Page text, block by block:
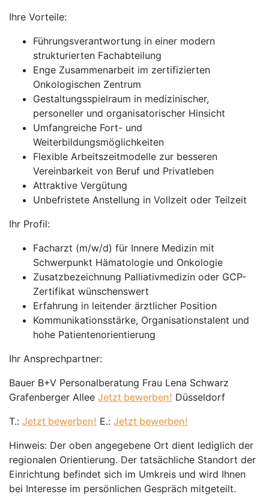
Ihre Vorteile:
Führungsverantwortung in einer modern
strukturierten Fachabteilung
Enge Zusammenarbeit im zertifizierten
Onkologischen Zentrum
Gestaltungsspielraum in medizinischer,
personeller und organisatorischer Hinsicht
Umfangreiche Fort- und
Weiterbildungsmöglichkeiten
Flexible Arbeitszeitmodelle zur besseren
Vereinbarkeit von Beruf und Privatleben
Attraktive Vergütung
Unbefristete Anstellung in Vollzeit oder Teilzeit
Ihr Profil:
Facharzt (m/w/d) für Innere Medizin mit
Schwerpunkt Hämatologie und Onkologie
Zusatzbezeichnung Palliativmedizin oder GCP-
Zertifikat wünschenswert
Erfahrung in leitender ärztlicher Position
Kommunikationsstärke, Organisationstalent und
hohe Patientenorientierung
Ihr Ansprechpartner:
Bauer B+V Personalberatung Frau Lena Schwarz
Grafenberger Allee Jetzt bewerben! Düsseldorf
T.: Jetzt bewerben! E.: Jetzt bewerben!
Hinweis: Der oben angegebene Ort dient lediglich der
regionalen Orientierung. Der tatsächliche Standort der
Einrichtung befindet sich im Umkreis und wird Ihnen
bei Interesse im persönlichen Gespräch mitgeteilt.